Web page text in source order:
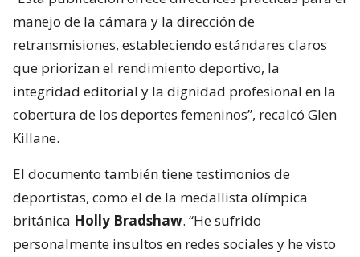
manejo de la cámara y la dirección de
retransmisiones, estableciendo estándares claros
que priorizan el rendimiento deportivo, la
integridad editorial y la dignidad profesional en la
cobertura de los deportes femeninos”, recalcó Glen
Killane.
El documento también tiene testimonios de
deportistas, como el de la medallista olímpica
británica Holly Bradshaw. “He sufrido
personalmente insultos en redes sociales y he visto